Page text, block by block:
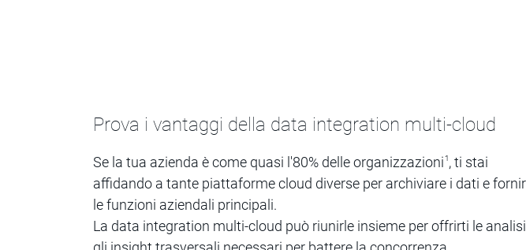
Prova i vantaggi della data integration multi-cloud
Se la tua azienda è come quasi l'80% delle organizzazioni1, ti stai
affidando a tante piattaforme cloud diverse per archiviare i dati e
le funzioni aziendali principali.
La data integration multi-cloud può riunirle insieme per offrirti le